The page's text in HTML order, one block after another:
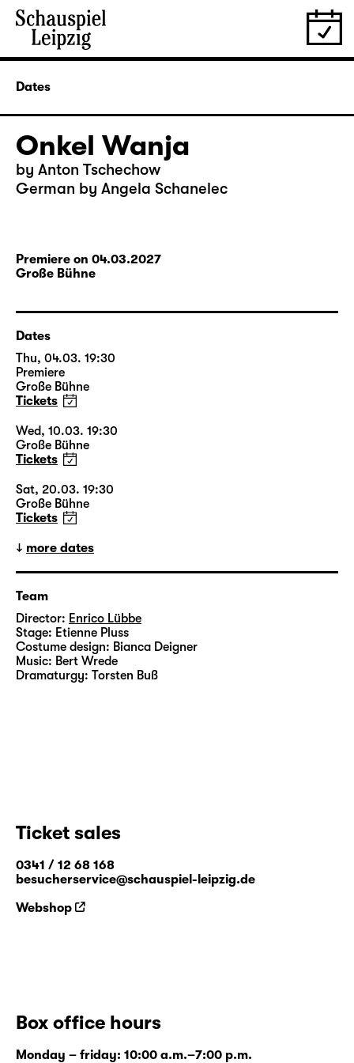
Dates
Onkel Wanja
by Anton Tschechow
German by Angela Schanelec
Premiere on 04.03.2027
Große Bühne
Dates
Thu, 04.03. 19:30
Premiere
Große Bühne
Tickets
Wed, 10.03. 19:30
Große Bühne
Tickets
Sat, 20.03. 19:30
Große Bühne
Tickets
more dates
Team
Director: Enrico Lübbe
Stage: Etienne Pluss
Costume design: Bianca Deigner
Music: Bert Wrede
Dramaturgy: Torsten Buß
Ticket sales
0341 / 12 68 168
besucherservice@schauspiel-leipzig.de
Webshop
Box office hours
Monday – friday: 10:00 a.m.–7:00 p.m.